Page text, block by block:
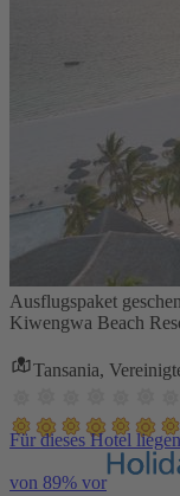
Ausflugspaket
Kiwengwa Beach
Tansania,
Für dieses Hotel
von 89% vor